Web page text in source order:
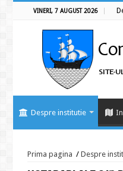
VINERI, 7 AUGUST 2026
Despre institutie
Prima pagina / Despre